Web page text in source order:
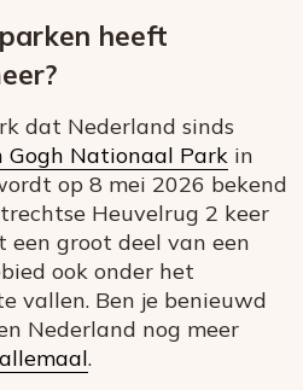
heeft
dat Nederland sinds
Gogh Nationaal Park in
op 8 mei 2026 bekend
Heuvelrug 2 keer
groot deel van een
ook onder het
vallen. Ben je benieuwd
Nederland nog meer
.